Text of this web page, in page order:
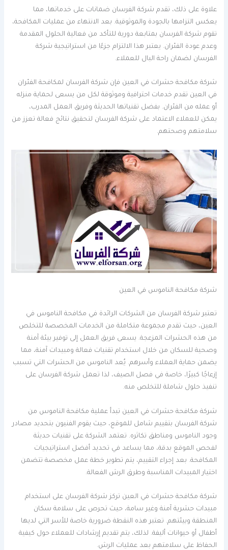
علاوة على ذلك، تقدم شركة الفرسان ضمانات على خدماتها، مما
يعكس التزامها بالجودة والموثوقية. بعد الانتهاء من عمليات المكافحة،
تقوم شركة الفرسان بمتابعة دورية للتأكد من فعالية الحلول المقدمة
وعدم عودة الفئران. يعتبر هذا الالتزام جزءًا من استراتيجية شركة
الفرسان لضمان راحة البال للعملاء.
شركة مكافحة حشرات في العين فإن شركة الفرسان لمكافحة الفئران
في العين تقدم خدمات احترافية وموثوقة لكل من يسعى لحماية منزله
أو عمله من الفئران. بفضل تقنياتها الحديثة وفريق العمل المدرب،
يمكن للعملاء الاعتماد على شركة الفرسان لتحقيق نتائج فعالة تعزز من
سلامتهم وصحتهم.
شركة مكافحة الناموس في العين
تعتبر شركة الفرسان من الشركات الرائدة في مكافحة الناموس في
العين، حيث تقدم مجموعة متكاملة من الخدمات المخصصة للتخلص
من هذه الحشرات المزعجة. يسعى فريق العمل إلى توفير بيئة آمنة
وصحية للسكان من خلال استخدام تقنيات فعالة ومبيدات آمنة، مما
يضمن حماية العملاء وأسرهم. يُعد الناموس من الحشرات التي تسبب
إزعاجًا كبيرًا، خاصة في فصل الصيف، لذا تعمل شركة الفرسان على
تنفيذ حلول شاملة للتخلص منه.
شركة مكافحة حشرات في العين تبدأ عملية مكافحة الناموس من
شركة الفرسان بتقييم شامل للموقع، حيث يقوم الفنيون بتحديد مصادر
وجود الناموس ومناطق تكاثره. تعتمد الشركة على تقنيات حديثة
لفحص الموقع بدقة، مما يساعد في تحديد أفضل استراتيجيات
المكافحة. بعد إجراء التقييم، يتم تطوير خطة عمل مخصصة تتضمن
اختيار المبيدات المناسبة وطرق الرش الفعالة.
شركة مكافحة حشرات في العين تركز شركة الفرسان على استخدام
مبيدات حشرية آمنة وغير سامة، حيث تحرص على سلامة سكان
المنطقة وبيئتهم. تعتبر هذه النقطة ضرورية خاصة للأسر التي لديها
أطفال أو حيوانات أليفة. لذلك، يتم تقديم إرشادات للعملاء حول كيفية
الحفاظ على سلامتهم بعد عمليات الرش.